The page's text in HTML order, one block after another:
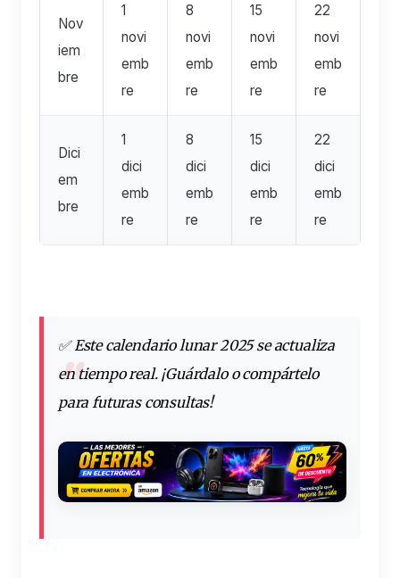
Nov
iem
bre
1
novi
emb
re
8
novi
emb
re
15
novi
emb
re
22
novi
emb
re
Dici
em
bre
1
dici
emb
re
8
dici
emb
re
15
dici
emb
re
22
dici
emb
re
✅ Este calendario lunar 2025 se actualiza
en tiempo real. ¡Guárdalo o compártelo
para futuras consultas!